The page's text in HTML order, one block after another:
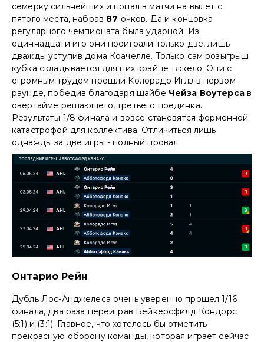
семерку сильнейших и попал в матчи на вылет с
пятого места, набрав 87 очков. Да и концовка
регулярного чемпионата была ударной. Из
одиннадцати игр они проиграли только две, лишь
дважды уступив дома Коачелле. Только сам розыгрыш
кубка складывается для них крайне тяжело. Они с
огромным трудом прошли Колорадо Иглз в первом
раунде, победив благодаря шайбе Чейза Воутерсав
овертайме решающего, третьего поединка.
Результаты 1/8 финала и вовсе становятся форменной
катастрофой для коллектива. Отличиться лишь
однажды за две игры - полный провал.
Онтарио Рейн
Дубль Лос-Анджелеса очень уверенно прошел 1/16
финала, два раза переиграв Бейкерсфилд Кондорс
(5:1) и (3:1). Главное, что хотелось бы отметить -
прекрасную оборону команды, которая играет сейчас